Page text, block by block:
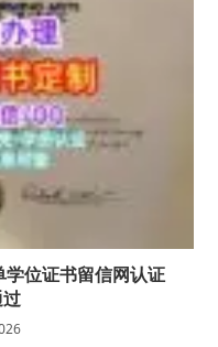
位证书留信网认证